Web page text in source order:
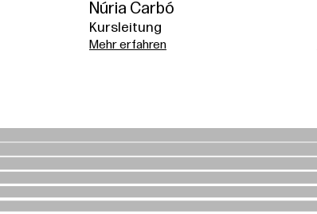
Núria Carbó
Kursleitung
Mehr erfahren